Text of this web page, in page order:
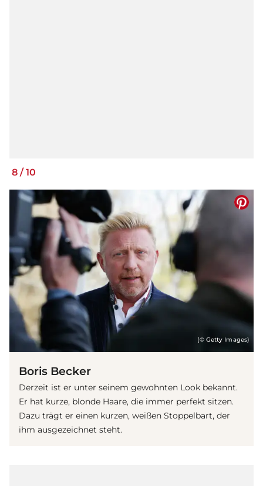
8 /10
(© Getty Images)
Boris Becker
Derzeit ist er unter seinem gewohnten Look bekannt.
Er hat kurze, blonde Haare, die immer perfekt sitzen.
Dazu trägt er einen kurzen, weißen Stoppelbart, der
ihm ausgezeichnet steht.